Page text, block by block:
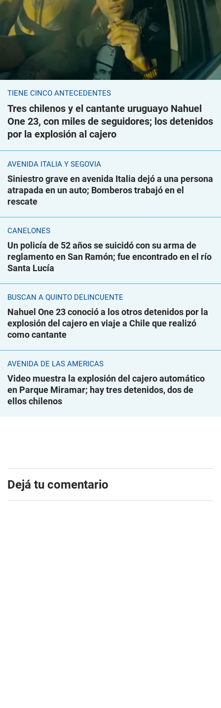
TIENE CINCO ANTECEDENTES
Tres chilenos y el cantante uruguayo Nahuel
One 23, con miles de seguidores; los detenidos
por la explosión al cajero
AVENIDA ITALIA Y SEGOVIA
Siniestro grave en avenida Italia dejó a una persona
atrapada en un auto; Bomberos trabajó en el
rescate
CANELONES
Un policía de 52 años se suicidó con su arma de
reglamento en San Ramón; fue encontrado en el río
Santa Lucía
BUSCAN A QUINTO DELINCUENTE
Nahuel One 23 conoció a los otros detenidos por la
explosión del cajero en viaje a Chile que realizó
como cantante
AVENIDA DE LAS AMÉRICAS
Video muestra la explosión del cajero automático
en Parque Miramar; hay tres detenidos, dos de
ellos chilenos
Dejá tu comentario